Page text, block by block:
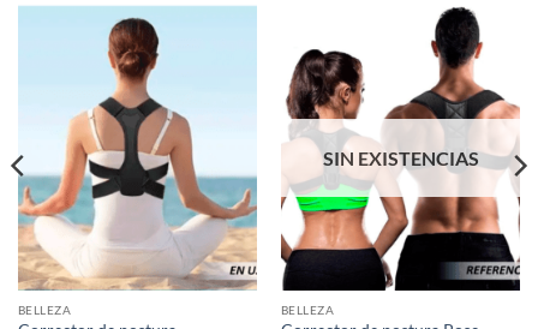
BELLEZA
SIN EXISTENCIAS
BELLEZA